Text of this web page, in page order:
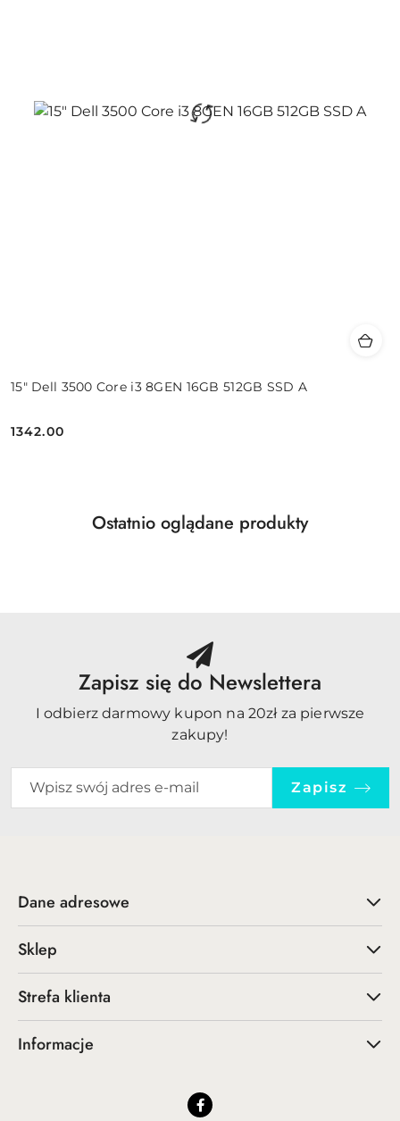
15" Dell 3500 Core i3 8GEN 16GB 512GB SSD A
Cena:
1342.00
Pomiń karuzelę produktów
Produkty
Ostatnio oglądane produkty
Zapisz się do Newslettera
I odbierz darmowy kupon na 20zł za pierwsze
zakupy!
Zapisz
Dane adresowe
Sklep
Strefa klienta
Informacje